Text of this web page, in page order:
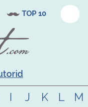
TOP 10
I J K L
M